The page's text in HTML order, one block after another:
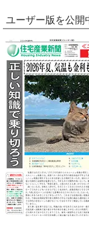
ユーザー版を公開